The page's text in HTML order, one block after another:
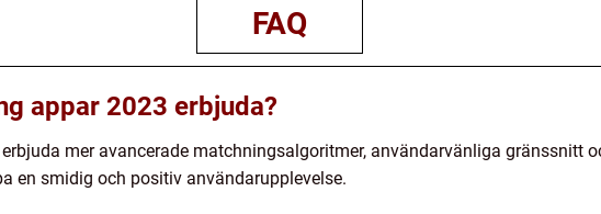
FAQ
appar 2023 erbjuda?
mer avancerade matchningsalgoritmer, användarvänliga gränssnitt
en smidig och positiv användarupplevelse.